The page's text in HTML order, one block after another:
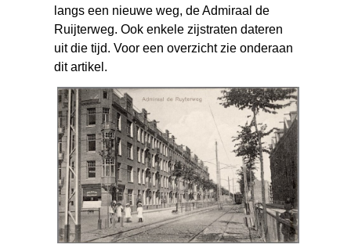
langs een nieuwe weg, de Admiraal de
Ruijterweg. Ook enkele zijstraten dateren
uit die tijd. Voor een overzicht zie onderaan
dit artikel.